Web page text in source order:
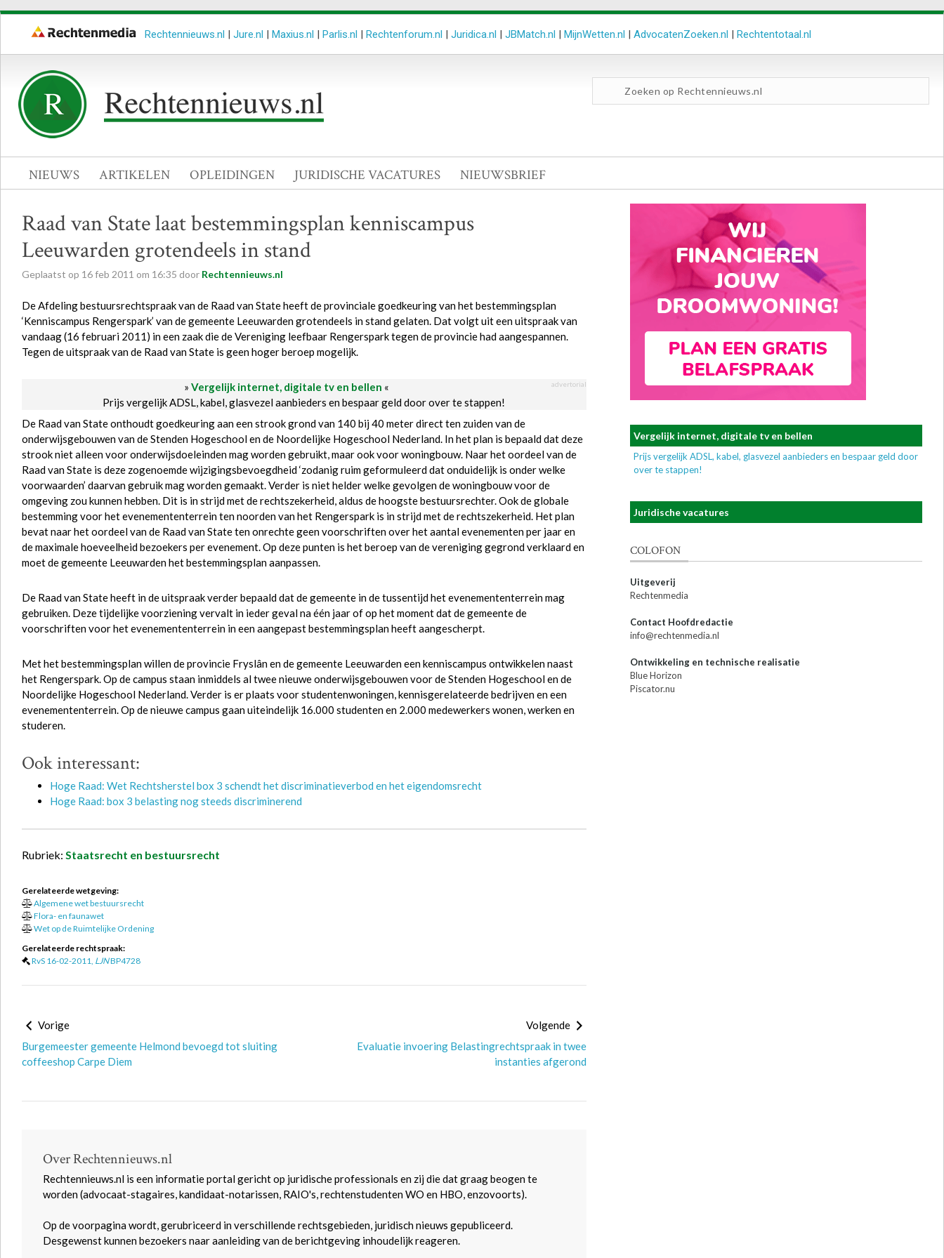
Rechtennieuws.nl | Jure.nl | Maxius.nl | Parlis.nl | Rechtenforum.nl | Juridica.nl | JBMatch.nl | MijnWetten.nl | AdvocatenZoeken.nl | Rechtentotaal.nl
NIEUWS ARTIKELEN OPLEIDINGEN JURIDISCHE VACATURES NIEUWSBRIEF
Raad van State laat bestemmingsplan kenniscampus
Leeuwarden grotendeels in stand
Geplaatst op 16feb 2011 om 16:35 door Rechtennieuws.nl
De Afdeling bestuursrechtspraak van de Raad van State heeft de provinciale goedkeuring van het bestemmingsplan
‘Kenniscampus Rengerspark’ van de gemeente Leeuwarden grotendeels in stand gelaten. Dat volgt uit een uitspraak van
vandaag (16 februari 2011) in een zaak die de Vereniging leefbaar Rengerspark tegen de provincie had aangespannen.
Tegen de uitspraak van de Raad van State is geen hoger beroep mogelijk.
» Vergelijk internet, digitale tv en bellen « advertorial
Prijs vergelijk ADSL, kabel, glasvezel aanbieders en bespaar geld door over te stappen!
De Raad van State onthoudt goedkeuring aan een strook grond van 140 bij 40 meter direct ten zuiden van de
onderwijsgebouwen van de Stenden Hogeschool en de Noordelijke Hogeschool Nederland. In het plan is bepaald dat deze
strook niet alleen voor onderwijsdoeleinden mag worden gebruikt, maar ook voor woningbouw. Naar het oordeel van de
Raad van State is deze zogenoemde wijzigingsbevoegdheid ‘zodanig ruim geformuleerd dat onduidelijk is onder welke
voorwaarden’ daarvan gebruik mag worden gemaakt. Verder is niet helder welke gevolgen de woningbouw voor de
omgeving zou kunnen hebben. Dit is in strijd met de rechtszekerheid, aldus de hoogste bestuursrechter. Ook de globale
bestemming voor het evenemententerrein ten noorden van het Rengerspark is in strijd met de rechtszekerheid. Het plan
bevat naar het oordeel van de Raad van State ten onrechte geen voorschriften over het aantal evenementen per jaar en
de maximale hoeveelheid bezoekers per evenement. Op deze punten is het beroep van de vereniging gegrond verklaard en
moet de gemeente Leeuwarden het bestemmingsplan aanpassen.
De Raad van State heeft in de uitspraak verder bepaald dat de gemeente in de tussentijd het evenemententerrein mag
gebruiken. Deze tijdelijke voorziening vervalt in ieder geval na één jaar of op het moment dat de gemeente de
voorschriften voor het evenemententerrein in een aangepast bestemmingsplan heeft aangescherpt.
Met het bestemmingsplan willen de provincie Fryslân en de gemeente Leeuwarden een kenniscampus ontwikkelen naast
het Rengerspark. Op de campus staan inmiddels al twee nieuwe onderwijsgebouwen voor de Stenden Hogeschool en de
Noordelijke Hogeschool Nederland. Verder is er plaats voor studentenwoningen, kennisgerelateerde bedrijven en een
evenemententerrein. Op de nieuwe campus gaan uiteindelijk 16.000 studenten en 2.000 medewerkers wonen, werken en
studeren.
Ook interessant:
Hoge Raad: Wet Rechtsherstel box 3 schendt het discriminatieverbod en het eigendomsrecht
Hoge Raad: box 3 belasting nog steeds discriminerend
Rubriek: Staatsrecht en bestuursrecht
Gerelateerde wetgeving:
Algemene wet bestuursrecht
Flora- en faunawet
Wet op de Ruimtelijke Ordening
Gerelateerde rechtspraak:
RvS 16-02-2011, LJNBP4728
Vorige
Burgemeester gemeente Helmond bevoegd tot sluiting
coffeeshop Carpe Diem
Volgende
Evaluatie invoering Belastingrechtspraak in twee
instanties afgerond
Over Rechtennieuws.nl
Rechtennieuws.nl is een informatie portal gericht op juridische professionals en zij die dat graag beogen te
worden (advocaat-stagaires, kandidaat-notarissen, RAIO's, rechtenstudenten WO en HBO, enzovoorts).
Op de voorpagina wordt, gerubriceerd in verschillende rechtsgebieden, juridisch nieuws gepubliceerd.
Desgewenst kunnen bezoekers naar aanleiding van de berichtgeving inhoudelijk reageren.
Vergelijk internet, digitale tv en bellen
Prijs vergelijk ADSL, kabel, glasvezel aanbieders en bespaar geld door
over te stappen!
Juridische vacatures
COLOFON
Uitgeverij
Rechtenmedia
Contact Hoofdredactie
info@rechtenmedia.nl
Ontwikkeling en technische realisatie
Blue Horizon
Piscator.nu